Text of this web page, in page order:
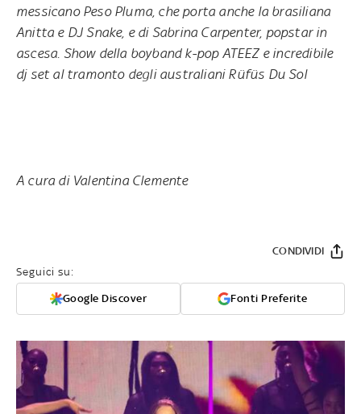
messicano Peso Pluma, che porta anche la brasiliana
Anitta e DJ Snake, e di Sabrina Carpenter, popstar in
ascesa. Show della boyband k-pop ATEEZ e incredibile
dj set al tramonto degli australiani Rüfüs Du Sol
A cura di Valentina Clemente
Seguici su:
Google Discover Fonti Preferite
CONDIVIDI